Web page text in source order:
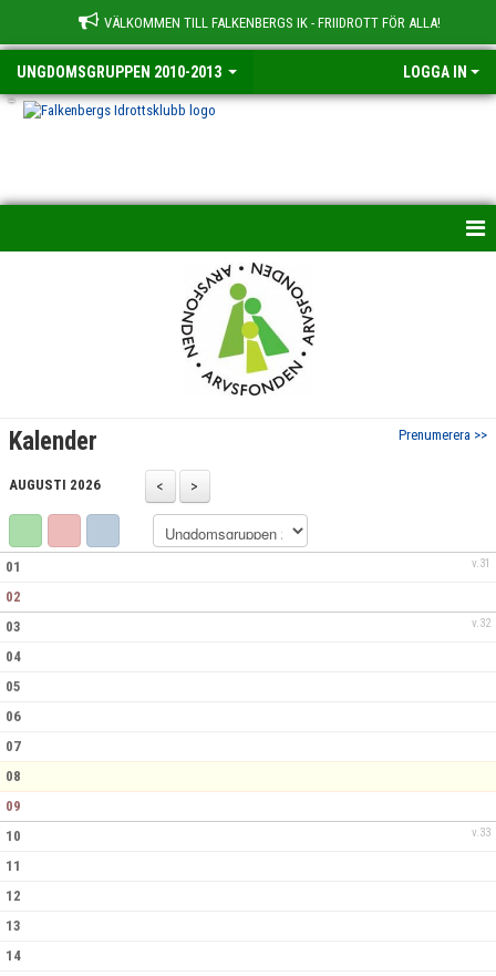
VÄLKOMMEN TILL FALKENBERGS IK - FRIIDROTT FÖR ALLA!
UNGDOMSGRUPPEN 2010-2013 LOGGA IN
-
DOKUMENT
KONTAKT
Prenumerera >>
Kalender
AUGUSTI 2026
v.31
01
02
v.32
03
04
05
06
07
08
09
v.33
10
11
12
13
14